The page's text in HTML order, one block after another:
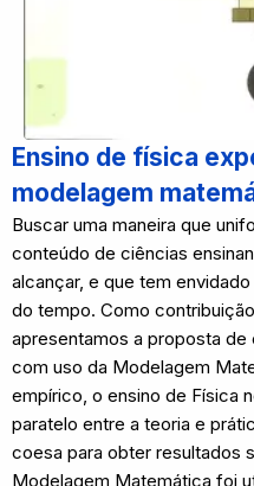
Ensino de física
modelagem
Buscar uma maneira que
conteúdo de ciências
alcançar, e que tem
do tempo. Como
apresentamos a proposta de
com uso da Modelagem
empírico, o ensino de Física
paratelo entre a teoria e
coesa para obter resultados
Modelagem Matemática foi